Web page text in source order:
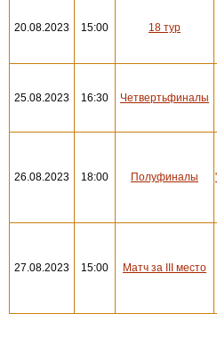
20.08.2023 15:00 18 тур
25.08.2023 16:30 Четвертьфиналы
26.08.2023 18:00 Полуфиналы
27.08.2023 15:00 Матч за III место